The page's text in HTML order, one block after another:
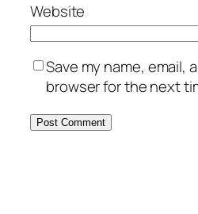
Website
Save my name, email,
browser for the next